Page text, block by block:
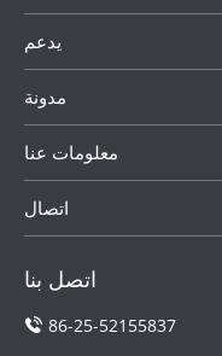
يدعم
مدونة
معلومات عنا
اتصال
اتصل بنا
86-25-52155837